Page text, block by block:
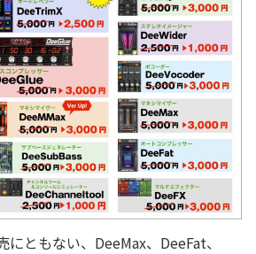
ともない、DeeMax、DeeFat、